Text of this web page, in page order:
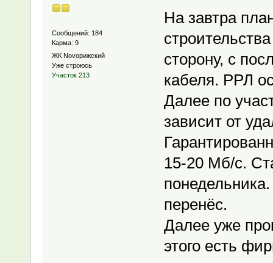
Сообщений: 184
Карма: 9
ЖК Novoрижский
Уже строюсь
Участок 213
На завтра
сторону, с
кабеля. РРЛ
Далее по
зависит от
15-20 Мб/с.
перенёс.
Далее уже
этого есть